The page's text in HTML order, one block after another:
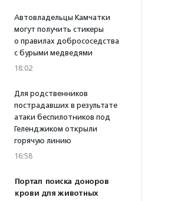
Автовладельцы Камчатки
могут получить стикеры
о правилах добрососедства
с бурыми медведями
18:02
Для родственников
пострадавших в результате
атаки беспилотников под
Геленджиком открыли
горячую линию
16:58
Портал поиска доноров
крови для животных